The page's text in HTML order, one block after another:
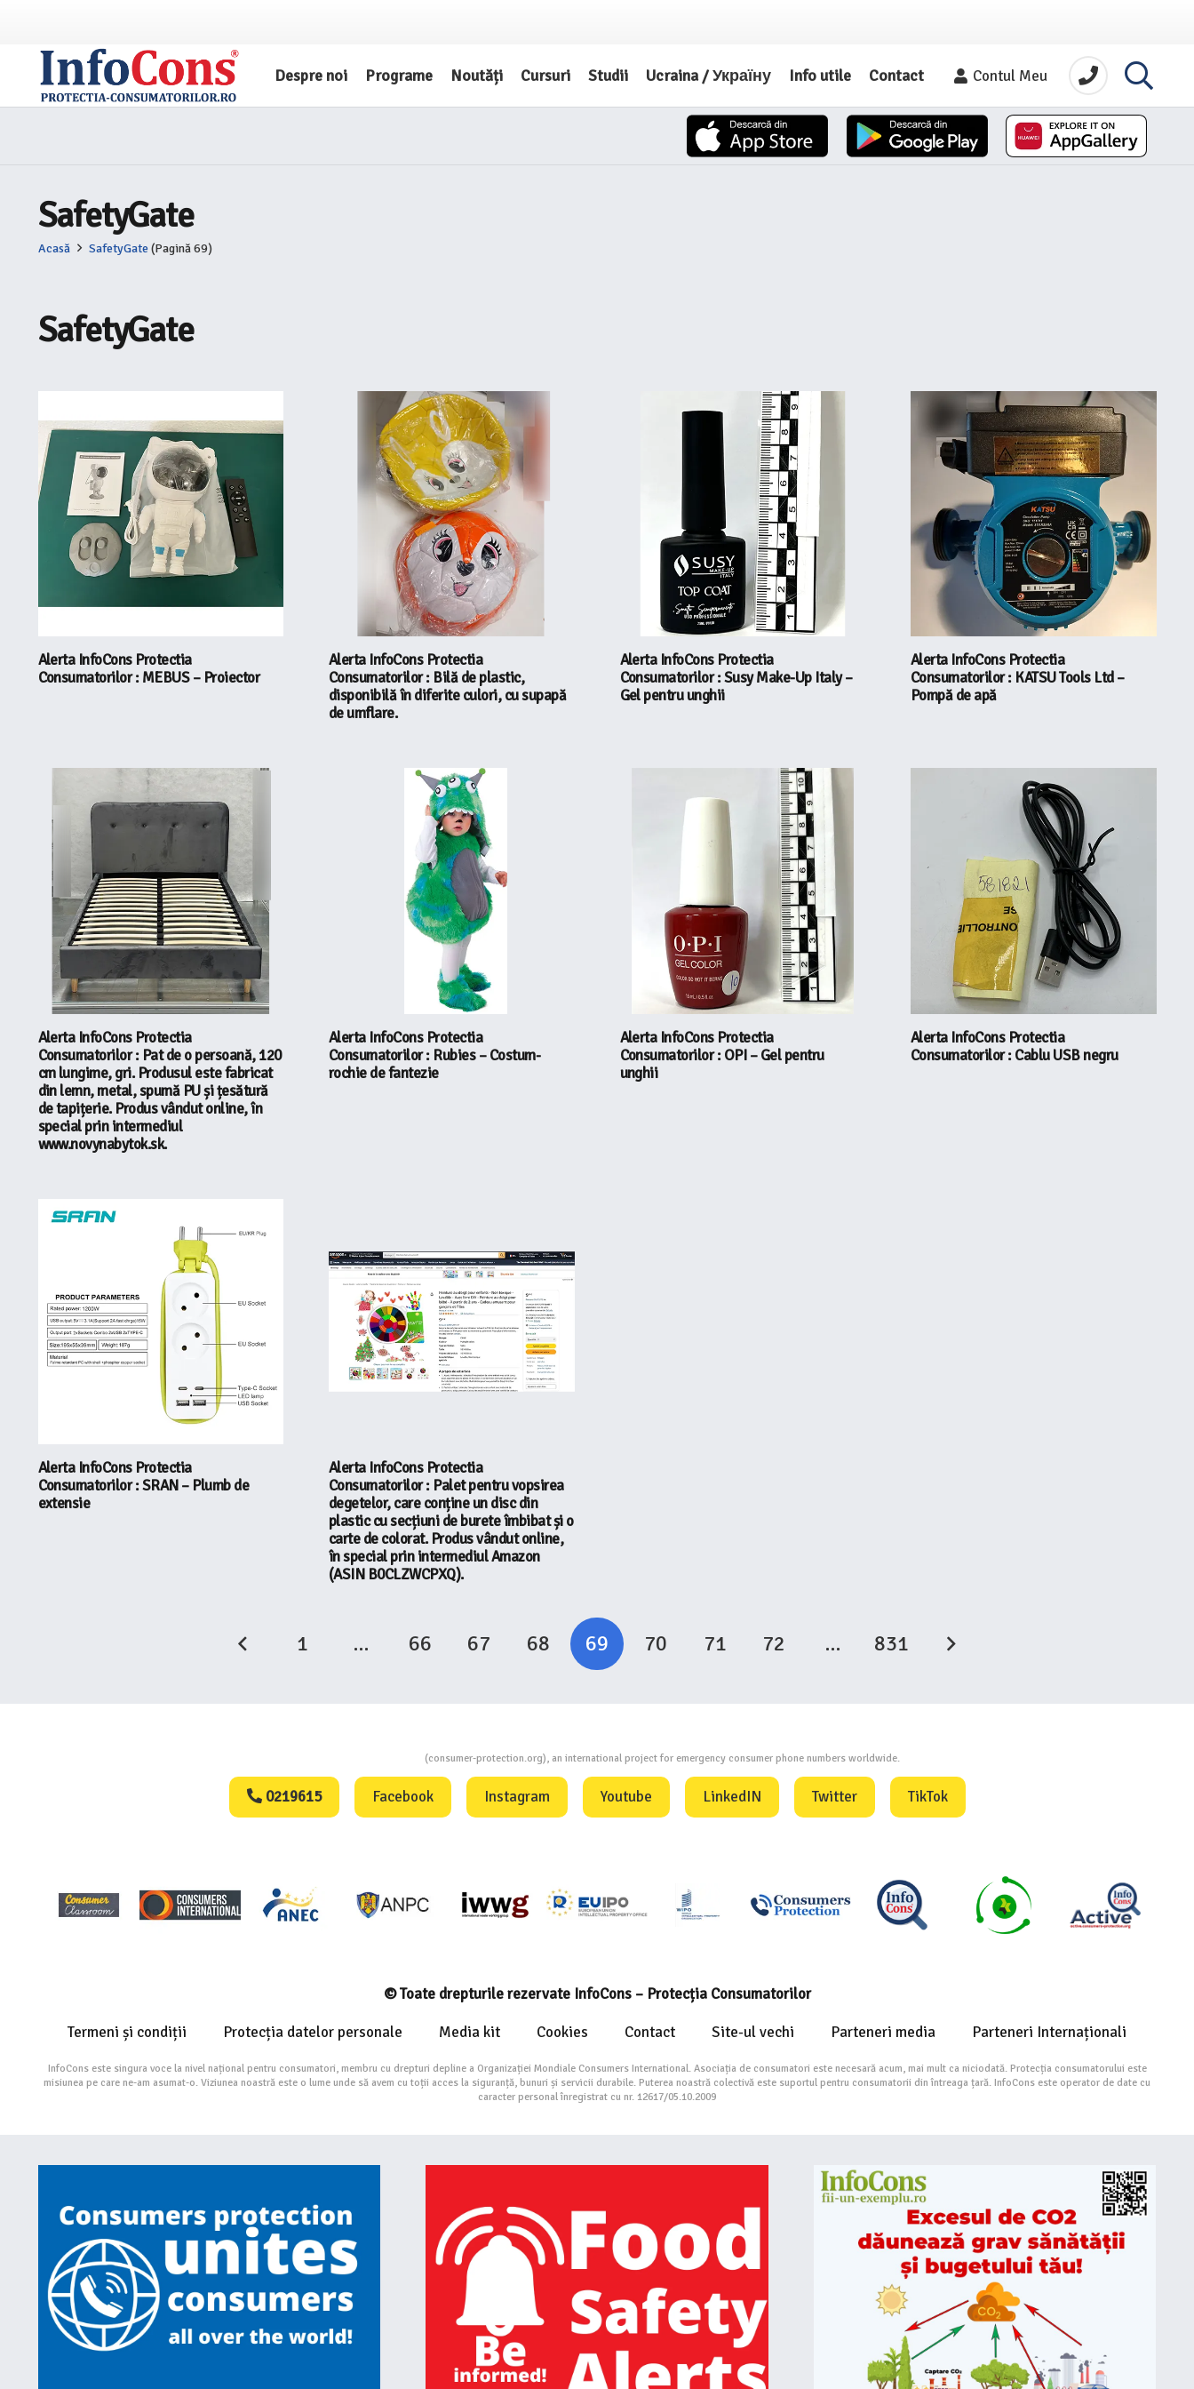
Despre noi Programe Noutăți Cursuri Studii Ucraina / Україну Info utile Contact Contul Meu
SafetyGate
Acasă SafetyGate (Pagină 69)
SafetyGate
Alerta InfoCons Protectia
Consumatorilor : MEBUS – Proiector
Alerta InfoCons Protectia
Consumatorilor : Bilă de plastic,
disponibilă în diferite culori, cu supapă
de umflare.
Alerta InfoCons Protectia
Consumatorilor : Susy Make-Up Italy –
Gel pentru unghii
Alerta InfoCons Protectia
Consumatorilor : KATSU Tools Ltd –
Pompă de apă
Alerta InfoCons Protectia
Consumatorilor : Pat de o persoană, 120
cm lungime, gri. Produsul este fabricat
din lemn, metal, spumă PU și țesătură
de tapițerie. Produs vândut online, în
special prin intermediul
www.novynabytok.sk.
Alerta InfoCons Protectia
Consumatorilor : Rubies – Costum-
rochie de fantezie
Alerta InfoCons Protectia
Consumatorilor : OPI – Gel pentru
unghii
Alerta InfoCons Protectia
Consumatorilor : Cablu USB negru
Alerta InfoCons Protectia
Consumatorilor : SRAN – Plumb de
extensie
Alerta InfoCons Protectia
Consumatorilor : Palet pentru vopsirea
degetelor, care conține un disc din
plastic cu secțiuni de burete îmbibat și o
carte de colorat. Produs vândut online,
în special prin intermediul Amazon
(ASIN B0CLZWCPXQ).
1 … 66 67 68 69 70 71 72 … 831
(consumer-protection.org), an international project for emergency consumer phone numbers worldwide.
0219615 Facebook Instagram Youtube LinkedIN Twitter TikTok
© Toate drepturile rezervate InfoCons – Protecția Consumatorilor
Termeni și condiții Protecția datelor personale Media kit Cookies Contact Site-ul vechi Parteneri media Parteneri Internaționali
InfoCons este singura voce la nivel național pentru consumatori, membru cu drepturi depline a Organizației Mondiale Consumers International. Asociația de consumatori este necesară acum, mai mult ca niciodată. Protecția consumatorului este
misiunea pe care ne-am asumat-o. Viziunea noastră este o lume unde să avem cu toții acces la siguranță, bunuri și servicii durabile. Puterea noastră colectivă este suportul pentru consumatorii din întreaga țară. InfoCons este operator de date cu
caracter personal înregistrat cu nr. 12617/05.10.2009